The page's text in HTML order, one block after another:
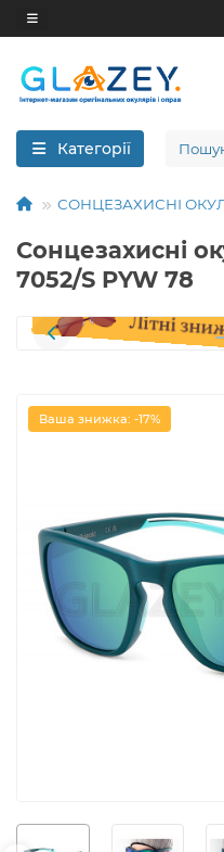
Категорії
СОНЦЕЗАХИСНІ
Сонцезахисні
7052/S PYW 78
Ваша знижка: -17%